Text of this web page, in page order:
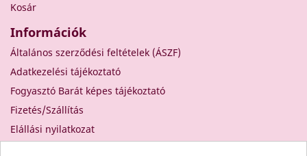
Kosár
Információk
Általános szerződési feltételek (ÁSZF)
Adatkezelési tájékoztató
Fogyasztó Barát képes tájékoztató
Fizetés/Szállítás
Elállási nyilatkozat